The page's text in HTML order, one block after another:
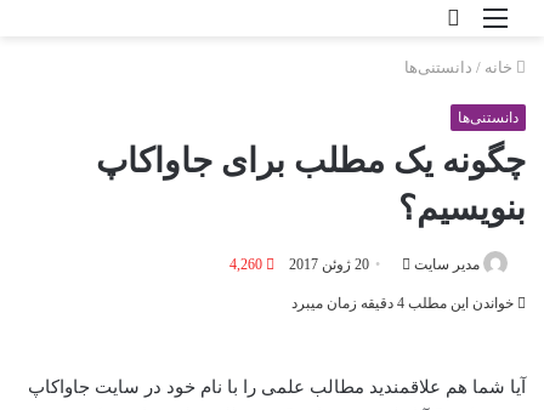
خانه / دانستنی‌ها
دانستنی‌ها
چگونه يک مطلب برای جاواکاپ
بنويسيم؟
مدير سايت 20 ژوئن 2017
خواندن این مطلب 4 دقیقه زمان می‎برد
آیا شما هم علاقمندید مطالب علمی را با نام خود در سایت جاواکاپ